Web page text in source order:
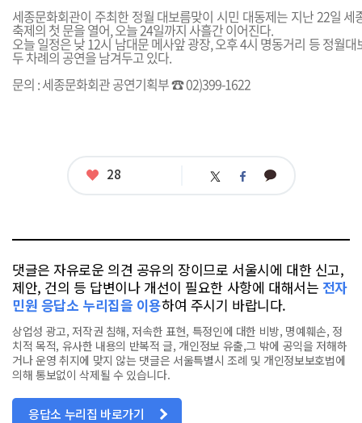
세종문화회관이 주최한 정월 대보름맞이 시민 대동제는 지난 22일 세
축제의 첫 문을 열어, 오늘 24일까지 사흘간 이어진다.
오늘 일정은 낮 12시 남대문 메사앞 광장, 오후 4시 명동거리 등 정월
두 차례의 공연을 남겨두고 있다.
문의 : 세종문화회관 공연기획부 ☎ 02)399-1622
좋
28 트 페 카
댓글은 자유로운 의견 공유의 장이므로 서울시에 대한 신고,
제안, 건의 등 답변이나 개선이 필요한 사항에 대해서는 전자
민원 응답소 누리집을 이용하여 주시기 바랍니다.
상업성 광고, 저작권 침해, 저속한 표현, 특정인에 대한 비방, 명예훼손, 정
치적 목적, 유사한 내용의 반복적 글, 개인정보 유출,그 밖에 공익을 저해하
거나 운영 취지에 맞지 않는 댓글은 서울특별시 조례 및 개인정보보호법에
의해 통보없이 삭제될 수 있습니다.
응답소 누리집 바로가기